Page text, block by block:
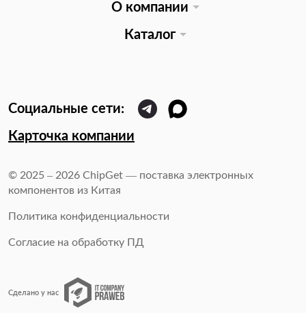
О компании
Каталог
Карточка компании
© 2025 – 2026 ChipGet — поставка электронных
компонентов из Китая
Политика конфиденциальности
Согласие на обработку ПД
Сделано у нас